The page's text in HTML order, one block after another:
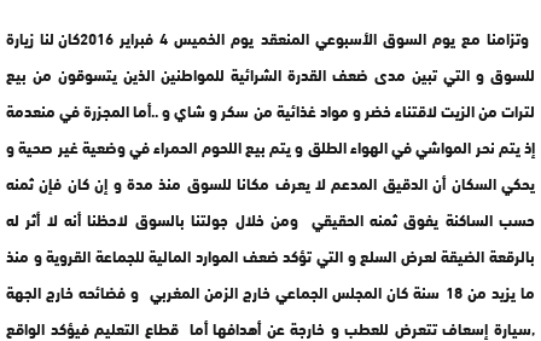
وتزامنا مع يوم السوق الأسبوعي المنعقد يوم الخميس 4 فبراير 2016كان لنا زيارة
للسوق و التي تبين مدى ضعف القدرة الشرائية للمواطنين الذين يتسوقون من بيع
لترات من الزيت لاقتناء خضر و مواد غذائية من سكر و شاي و ..أما المجزرة في منعدمة
إذ يتم نحر المواشي في الهواء الطلق و يتم بيع اللحوم الحمراء في وضعية غير صحية و
يحكي السكان أن الدقيق المدعم لا يعرف مكانا للسوق منذ مدة و إن كان فإن ثمنه
حسب الساكنة يفوق ثمنه الحقيقي ومن خلال جولتنا بالسوق لاحظنا أنه لا أثر له
بالرقعة الضيقة لعرض السلع و التي تؤكد ضعف الموارد المالية للجماعة القروية و منذ
ما يزيد من 18 سنة كان المجلس الجماعي خارج الزمن المغربي و فضائحه خارج الجهة
,سيارة إسعاف تتعرض للعطب و خارجة عن أهدافها أما قطاع التعليم فيؤكد الواقع